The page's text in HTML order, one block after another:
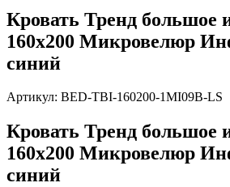
Кровать Тренд большое
160х200 Микровелюр
синий
Артикул: BED-TBI-160200-1MI09B-LS
Кровать Тренд большое
160х200 Микровелюр
синий